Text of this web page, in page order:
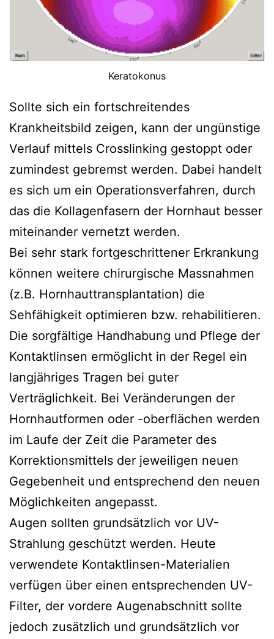
Keratokonus
Sollte sich ein fortschreitendes
Krankheitsbild zeigen, kann der ungünstige
Verlauf mittels Crosslinking gestoppt oder
zumindest gebremst werden. Dabei handelt
es sich um ein Operationsverfahren, durch
das die Kollagenfasern der Hornhaut besser
miteinander vernetzt werden.
Bei sehr stark fortgeschrittener Erkrankung
können weitere chirurgische Massnahmen
(z.B. Hornhauttransplantation) die
Sehfähigkeit optimieren bzw. rehabilitieren.
Die sorgfältige Handhabung und Pflege der
Kontaktlinsen ermöglicht in der Regel ein
langjähriges Tragen bei guter
Verträglichkeit. Bei Veränderungen der
Hornhautformen oder -oberflächen werden
im Laufe der Zeit die Parameter des
Korrektionsmittels der jeweiligen neuen
Gegebenheit und entsprechend den neuen
Möglichkeiten angepasst.
Augen sollten grundsätzlich vor UV-
Strahlung geschützt werden. Heute
verwendete Kontaktlinsen-Materialien
verfügen über einen entsprechenden UV-
Filter, der vordere Augenabschnitt sollte
jedoch zusätzlich und grundsätzlich vor